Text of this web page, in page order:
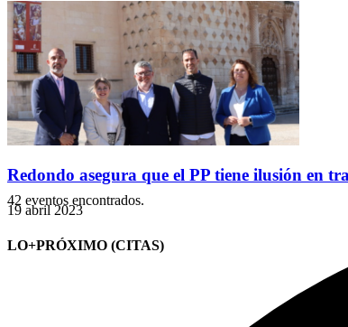
Redondo asegura que el PP tiene ilusión en
19 abril 2023
LO+PRÓXIMO (CITAS)
42 eventos encontrados.